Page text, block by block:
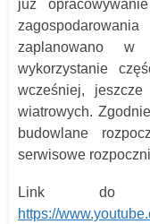
już
zaplanowano
wykorzystanie
wcześniej,
wiatrowych.
budowlane
serwisowe
Link do
https://